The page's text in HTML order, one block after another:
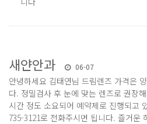
새얀안과 06-07
안녕하세요 김태연님 드림렌즈 가격은
다. 정밀검사 후 눈에 맞는 렌즈로 권장
시간 정도 소요되어 예약제로 진행되고
735-3121로 전화주시면 됩니다. 즐거운